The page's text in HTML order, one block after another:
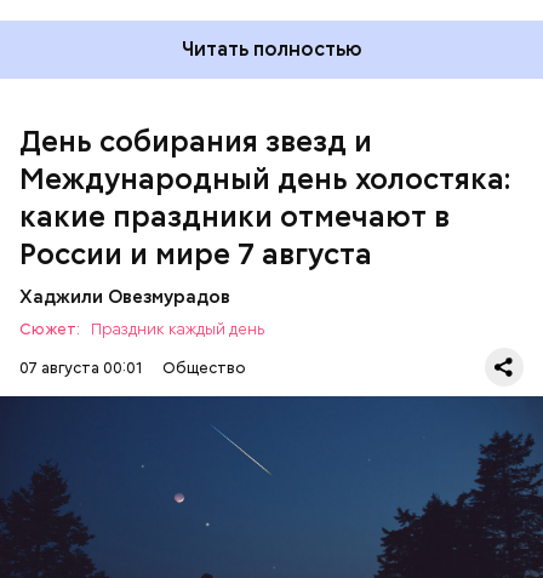
Читать полностью
День собирания звезд и
Международный день холостяка:
какие праздники отмечают в
России и мире 7 августа
Хаджили Овезмурадов
Сюжет:
Праздник каждый день
07 августа 00:01
Общество
День собирания звезд учрежден в честь
метеорного потока Персеиды, который ежегодно
можно наблюдать в августе. Все любители
смотреть на звездопад 7 августа выезжают за
город — в местность, где нет светового
загрязнения и где можно невооруженным глазом
наблюдать за падающими звездами.
Международный день холостяка
ЕДА ПРАЗДНИКИ
СЛАДОСТИ